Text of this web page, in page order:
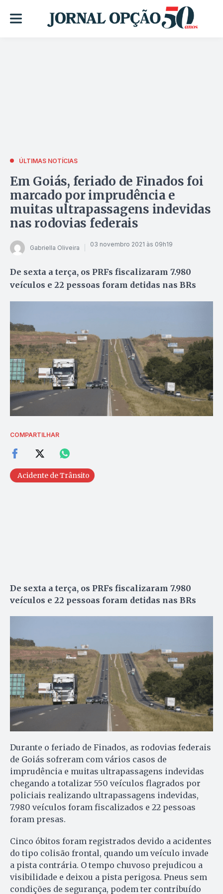
ÚLTIMAS NOTÍCIAS
Em Goiás, feriado de Finados foi
marcado por imprudência e
muitas ultrapassagens indevidas
nas rodovias federais
Gabriella Oliveira 03 novembro 2021 às 09h19
De sexta a terça, os PRFs fiscalizaram 7.980
veículos e 22 pessoas foram detidas nas BRs
COMPARTILHAR
Acidente de Trânsito
De sexta a terça, os PRFs fiscalizaram 7.980
veículos e 22 pessoas foram detidas nas BRs
Durante o feriado de Finados, as rodovias federais
de Goiás sofreram com vários casos de
imprudência e muitas ultrapassagens indevidas
chegando a totalizar 550 veículos flagrados por
policiais realizando ultrapassagens indevidas,
7.980 veículos foram fiscalizados e 22 pessoas
foram presas.
Cinco óbitos foram registrados devido a acidentes
do tipo colisão frontal, quando um veículo invade
a pista contrária. O tempo chuvoso prejudicou a
visibilidade e deixou a pista perigosa. Pneus sem
condições de segurança, podem ter contribuído